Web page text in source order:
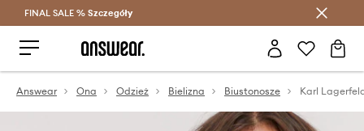
Oszczędzaj z Answear Club >
FINAL SALE % Szczegóły
Answear Ona Odzież Bielizna Biustonosze Karl